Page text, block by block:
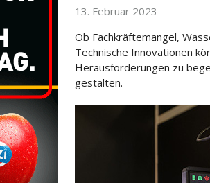
13. Februar 2023
Ob Fachkräftemangel,
Technische Innovationen
Herausforderungen zu
gestalten.